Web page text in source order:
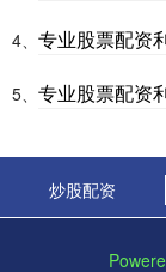
4、 专业股票配资
5、 专业股票配资
炒股配资